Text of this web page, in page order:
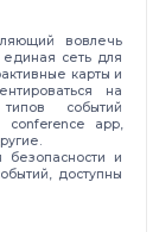
вовлечь
сеть для
карты и
на
событий
conference app,
безопасности и
доступны